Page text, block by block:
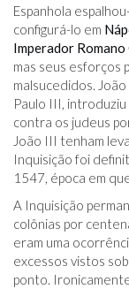
Espanhola
configurá-lo em
Imperador Romano
mas seus esforços
malsucedidos.
Paulo III, introduziu
contra os judeus
João III tenham
Inquisição foi
1547, época em
A Inquisição
colônias por
eram uma
excessos vistos
ponto.